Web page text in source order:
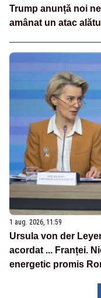
Trump anunță noi
amânat un atac
1 aug. 2026, 11:59
Ursula von der
acordat ... Franței.
energetic promis